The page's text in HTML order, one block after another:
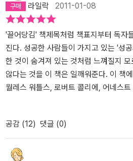
라일락 2011-01-08
'끌어당김' 책제목처럼 책표지부터 독자들을 확 끌어당기는 힘이 느껴
진다. 성공한 사람들이 가지고 있는 '성공의 비밀'. 그것은 아주 굉장
한 것이 숨겨져 있는 것처럼 느껴질지
않다는 것을 이 책은 일깨워준다. 이 책에는 나폴레옹 힐, 찰스 하넬,
월레스 워틀스, 로버트 콜리에, 어네스
론우리가 원하는 삶을 살아갈 수 있는 것
하는 삶을 살아간다는 것이 얼마나 이루
하기 쉽지만 그것은 마음먹기에 달린 것임을 이
공감 (12) 댓글 (0)